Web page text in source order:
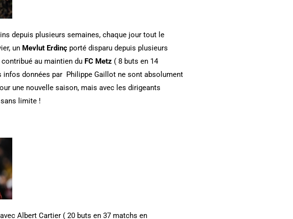
depuis plusieurs semaines, chaque jour tout le
un Mevlut Erdinç porté disparu depuis plusieurs
au maintien du FC Metz ( 8 buts en 14
infos données par Philippe Gaillot ne sont absolument
une nouvelle saison, mais avec les dirigeants
limite !
Albert Cartier ( 20 buts en 37 matchs en